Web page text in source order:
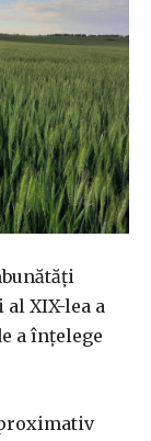
XIX-lea a
a înțelege